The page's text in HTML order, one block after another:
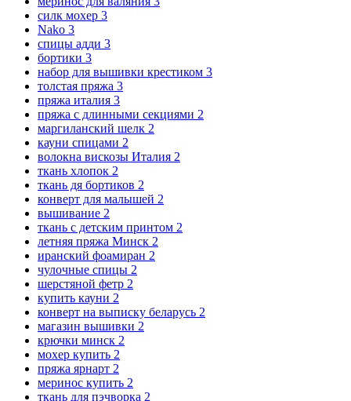
силк мохер 3
Nako 3
спицы адди 3
бортики 3
набор для вышивки крестиком 3
толстая пряжа 3
пряжа италия 3
пряжа с длинными секциями 2
маргиланский шелк 2
кауни спицами 2
волокна вискозы Италия 2
ткань хлопок 2
ткань дя бортиков 2
конверт для малышей 2
вышивание 2
ткань с детским принтом 2
летняя пряжа Минск 2
иранский фоамиран 2
чулочные спицы 2
шерстяной фетр 2
купить кауни 2
конверт на выписку беларусь 2
магазин вышивки 2
крючки минск 2
мохер купить 2
пряжа ярнарт 2
меринос купить 2
ткань для пэчворка 2